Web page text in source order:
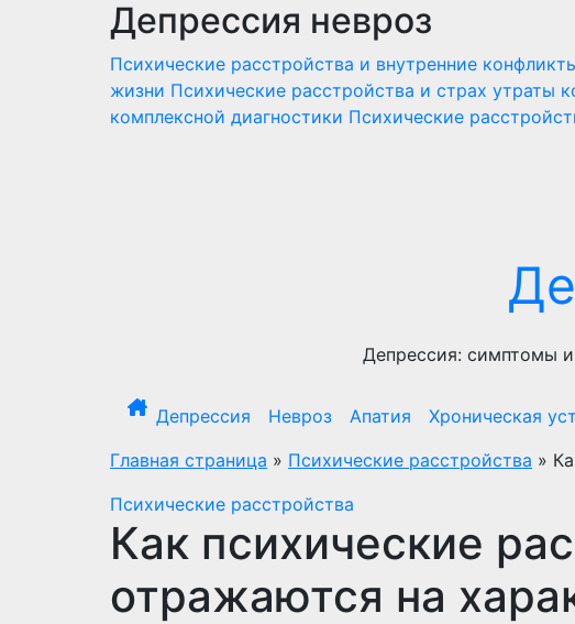
содержимому
Депрессия невроз
Психические расстройства и внутренние
жизни Психические расстройства и страх утраты
комплексной диагностики Психические
Депрессия: симптомы и
Депрессия Невроз Апатия Хроническая
Главная страница » Психические расстройства »
Психические расстройства
Как психические
отражаются на